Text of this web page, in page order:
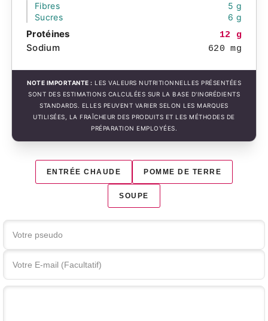
Fibres
5 g
Sucres
6 g
Protéines 12 g
Sodium 620 mg
NOTE IMPORTANTE : LES VALEURS NUTRITIONNELLES PRÉSENTÉES
SONT DES ESTIMATIONS CALCULÉES SUR LA BASE D'INGRÉDIENTS
STANDARDS. ELLES PEUVENT VARIER SELON LES MARQUES
UTILISÉES, LA FRAÎCHEUR DES PRODUITS ET LES MÉTHODES DE
PRÉPARATION EMPLOYÉES.
ENTRÉE CHAUDE POMME DE TERRE
SOUPE
Votre commentaire